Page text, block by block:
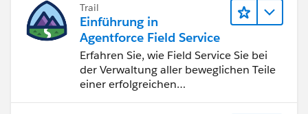
Trail
Einführung in
Agentforce Field Service
Erfahren Sie, wie Field Service Sie bei
der Verwaltung aller beweglichen Teile
einer erfolgreichen